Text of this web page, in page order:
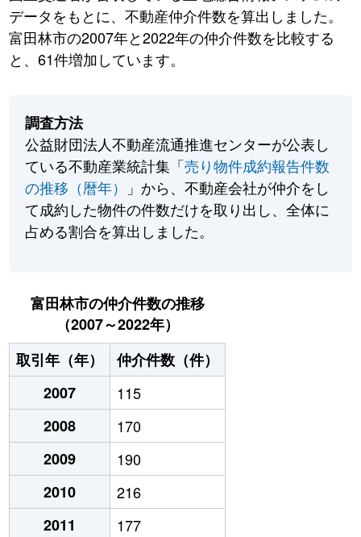
データをもとに、不動産仲介件数を算出しました。
富田林市の2007年と2022年の仲介件数を比較する
と、61件増加しています。
調査方法
公益財団法人不動産流通推進センターが公表し
ている不動産業統計集「売り物件成約報告件数
の推移（暦年）
」から、不動産会社が仲介をし
て成約した物件の件数だけを取り出し、全体に
占める割合を算出しました。
富田林市の仲介件数の推移
（2007～2022年）
取引年（年）
仲介件数（件）
2007
115
2008
170
2009
190
2010
216
2011
177